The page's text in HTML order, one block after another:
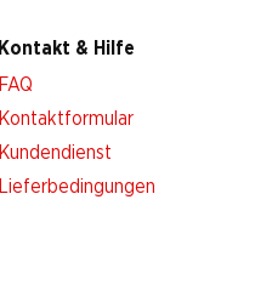
Kontakt & Hilfe
FAQ
Kontaktformular
Kundendienst
Lieferbedingungen